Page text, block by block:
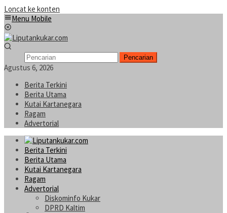
Loncat ke konten
Menu Mobile
Pencarian
Agustus 6, 2026
Berita Terkini
Berita Utama
Kutai Kartanegara
Ragam
Advertorial
Berita Terkini
Berita Utama
Kutai Kartanegara
Ragam
Advertorial
Diskominfo Kukar
DPRD Kaltim